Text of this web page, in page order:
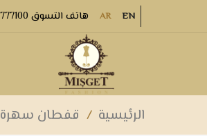
AR EN هاتف التسوق 00905550777100
الرئيسية / قفطان سهرة